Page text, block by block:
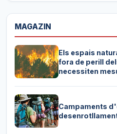
MAGAZIN
Els espais
fora de perill
necessiten
Campaments